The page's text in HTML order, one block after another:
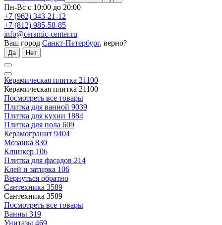
Пн-Вс с 10:00 до 20:00
+7 (962) 343-21-12
+7 (812) 985-58-85
info@ceramic-center.ru
Ваш город Санкт-Петербург, верно?
Да Нет
Керамическая плитка 21100
Керамическая плитка 21100
Посмотреть все товары
Плитка для ванной 9039
Плитка для кухни 1884
Плитка для пола 609
Керамогранит 9404
Мозаика 830
Клинкер 106
Плитка для фасадов 214
Клей и затирка 106
Вернуться обратно
Сантехника 3589
Сантехника 3589
Посмотреть все товары
Ванны 319
Унитазы 469